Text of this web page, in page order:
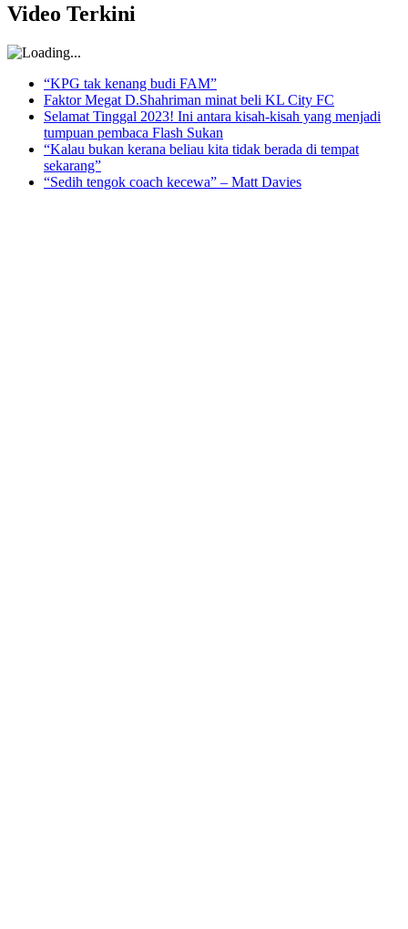
Video Terkini
“KPG tak kenang budi FAM”
Faktor Megat D.Shahriman minat beli KL City FC
Selamat Tinggal 2023! Ini antara kisah-kisah yang menjadi
tumpuan pembaca Flash Sukan
“Kalau bukan kerana beliau kita tidak berada di tempat
sekarang”
“Sedih tengok coach kecewa” – Matt Davies